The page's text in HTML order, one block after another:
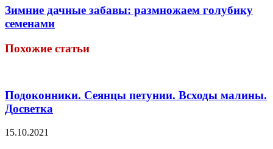
Зимние дачные забавы: размножаем голубику
семенами
Похожие статьи
Подоконники. Сеянцы петунии. Всходы малины.
Досветка
15.10.2021